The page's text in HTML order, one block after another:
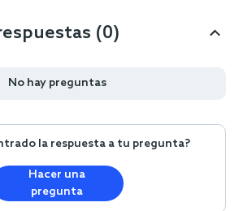
(0)
No hay preguntas
la respuesta a tu pregunta?
Hacer una
pregunta